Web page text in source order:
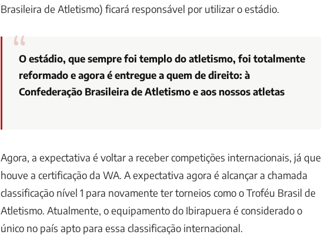
Brasileira de Atletismo) ficará responsável por utilizar o estádio.
O estádio, que sempre foi templo do atletismo, foi totalmente
reformado e agora é entregue a quem de direito: à
Confederação Brasileira de Atletismo e aos nossos atletas
Agora, a expectativa é voltar a receber competições internacionais, já que
houve a certificação da WA. A expectativa agora é alcançar a chamada
classificação nível 1 para novamente ter torneios como o Troféu Brasil de
Atletismo. Atualmente, o equipamento do Ibirapuera é considerado o
único no país apto para essa classificação internacional.